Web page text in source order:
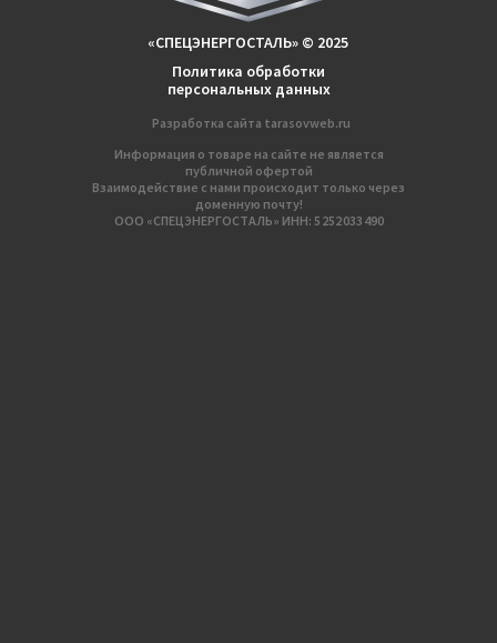
Информация о товаре на сайте не является
публичной офертой
Взаимодействие с нами происходит только через
доменную почту!
ООО «СПЕЦЭНЕРГОСТАЛЬ» ИНН: 5 252 033 490
Разработка сайтa tarasovweb.ru
Политика обработки
персональных данных
«СПЕЦЭНЕРГОСТАЛЬ» © 2025